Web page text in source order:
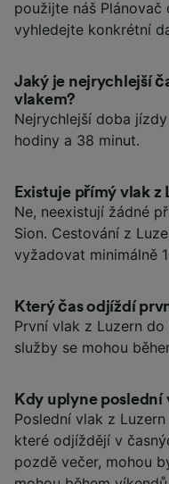
použijte náš
vyhledejte konkrétní
Jaký je nejrychlejší
vlakem?
Nejrychlejší doba
hodiny a 38 minut.
Existuje přímý vlak z
Ne, neexistují žádné
Sion. Cestování z
vyžadovat minimálně
Který čas odjíždí
První vlak z Luzern
služby se mohou
Kdy uplyne poslední
Poslední vlak z
které odjíždějí v
pozdě večer, mohou